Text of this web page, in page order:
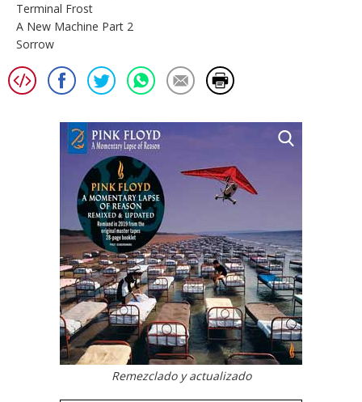
Terminal Frost
A New Machine Part 2
Sorrow
Remezclado y actualizado